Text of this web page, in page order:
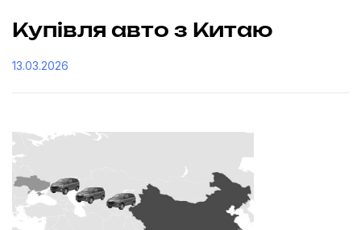
Купівля авто з Китаю
13.03.2026